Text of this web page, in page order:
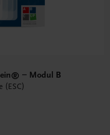
– Modul B
(ESC)